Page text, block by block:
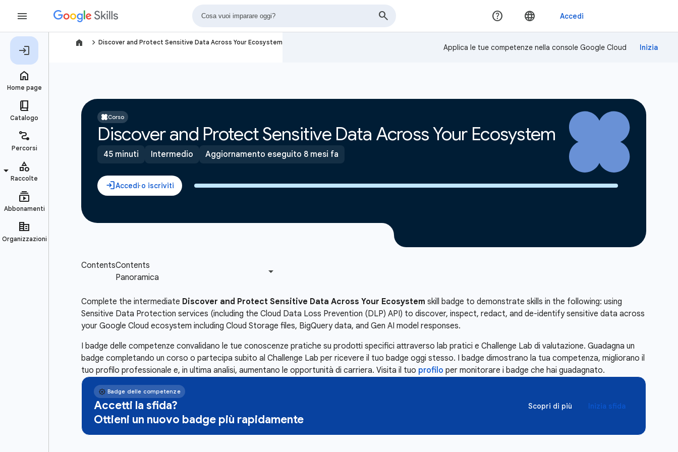
navigate_next Discover and Protect Sensitive Data Across Your Ecosystem
Applica le tue competenze nella console Google Cloud
Corso
Discover and Protect Sensitive Data Across Your Ecosystem
45 minuti Intermedio Aggiornamento eseguito 8 mesi fa
Complete the intermediate Discover and Protect Sensitive Data Across Your Ecosystem skill badge to demonstrate skills in the following: using
Sensitive Data Protection services (including the Cloud Data Loss Prevention (DLP) API) to discover, inspect, redact, and de-identify sensitive data across
your Google Cloud ecosystem including Cloud Storage files, BigQuery data, and Gen AI model responses.
I badge delle competenze convalidano le tue conoscenze pratiche su prodotti specifici attraverso lab pratici e Challenge Lab di valutazione. Guadagna un
badge completando un corso o partecipa subito al Challenge Lab per ricevere il tuo badge oggi stesso. I badge dimostrano la tua competenza, migliorano il
tuo profilo professionale e, in ultima analisi, aumentano le opportunità di carriera. Visita il tuo profilo per monitorare i badge che hai guadagnato.
Accetti la sfida?
Ottieni un nuovo badge più rapidamente
Scopri di più Inizia sfida